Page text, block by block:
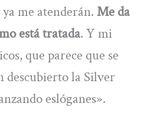
me atenderán. Me da
está tratada. Y mi
que parece que se
descubierto la Silver
eslóganes».